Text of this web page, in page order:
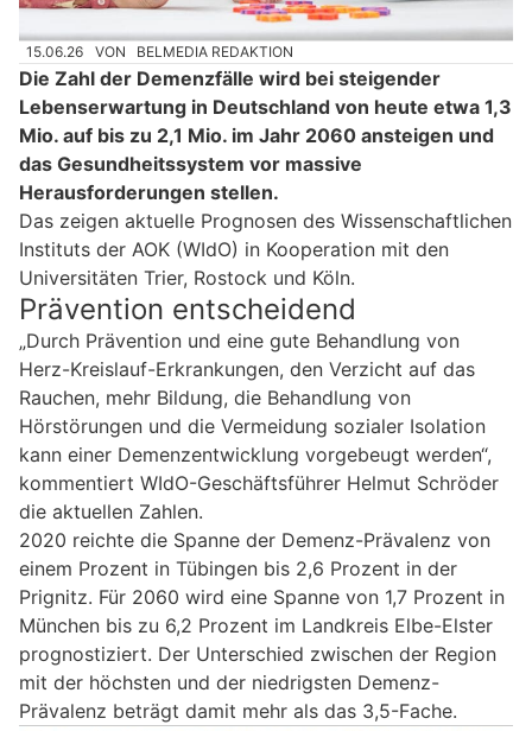
15.06.26 VON BELMEDIA REDAKTION
Die Zahl der Demenzfälle wird bei steigender
Lebenserwartung in Deutschland von heute etwa 1,3
Mio. auf bis zu 2,1 Mio. im Jahr 2060 ansteigen und
das Gesundheitssystem vor massive
Herausforderungen stellen.
Das zeigen aktuelle Prognosen des Wissenschaftlichen
Instituts der AOK (WIdO) in Kooperation mit den
Universitäten Trier, Rostock und Köln.
Prävention entscheidend
„Durch Prävention und eine gute Behandlung von
Herz-Kreislauf-Erkrankungen, den Verzicht auf das
Rauchen, mehr Bildung, die Behandlung von
Hörstörungen und die Vermeidung sozialer Isolation
kann einer Demenzentwicklung vorgebeugt werden“,
kommentiert WIdO-Geschäftsführer Helmut Schröder
die aktuellen Zahlen.
2020 reichte die Spanne der Demenz-Prävalenz von
einem Prozent in Tübingen bis 2,6 Prozent in der
Prignitz. Für 2060 wird eine Spanne von 1,7 Prozent in
München bis zu 6,2 Prozent im Landkreis Elbe-Elster
prognostiziert. Der Unterschied zwischen der Region
mit der höchsten und der niedrigsten Demenz-
Prävalenz beträgt damit mehr als das 3,5-Fache.